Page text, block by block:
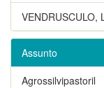
VENDRUSCULO,
Assunto
Agrossilvipastoril